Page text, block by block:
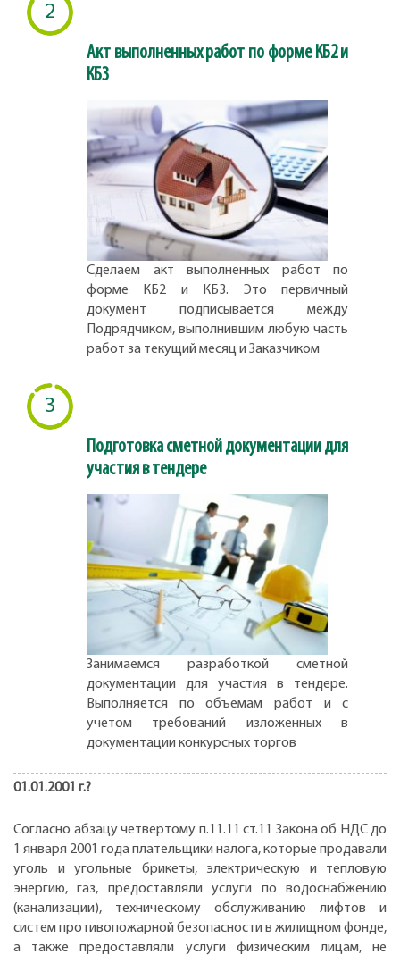
2
Акт выполненных работ по форме КБ2 и
КБ3
Сделаем акт выполненных работ по
форме КБ2 и КБ3. Это первичный
документ подписывается между
Подрядчиком, выполнившим любую часть
работ за текущий месяц и Заказчиком
3
Подготовка сметной документации для
участия в тендере
Занимаемся разработкой сметной
документации для участия в тендере.
Выполняется по объемам работ и с
учетом требований изложенных в
документации конкурсных торгов
01.01.2001 г.?
Согласно абзацу четвертому п.11.11 ст.11 Закона об НДС до
1 января 2001 года плательщики налога, которые продавали
уголь и угольные брикеты, электрическую и тепловую
энергию, газ, предоставляли услуги по водоснабжению
(канализации), техническому обслуживанию лифтов и
систем противопожарной безопасности в жилищном фонде,
а также предоставляли услуги физическим лицам, не